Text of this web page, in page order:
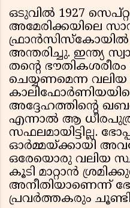
ഒടുവിൽ 1927
അമേരിക്കയിലെ
ഫ്രാൻസിസ്കോയിൽ
അന്തരിച്ചു. ഇന്ത്യ
തന്റെ ഭൗതികശരീരം
ചെയ്യണമെന്ന
അദ്ദേഹത്തിന്റെ
എന്നാൽ ആ
സഫലമായിട്ടില്ല.
ഓർമ്മയ്ക്കായി
ഒരേയൊരു വലിയ
കൂടി മാറ്റാൻ
അനീതിയാണെന്ന്
പ്രവർത്തകരും